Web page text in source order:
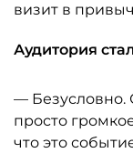
визит в
Аудитория
— Безусловно.
просто
что это